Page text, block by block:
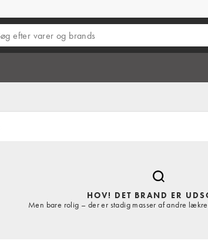
HOV! DET BRAND ER
Men bare rolig – der er stadig masser af andre